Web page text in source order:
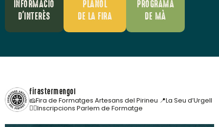
INFORMACIÓ
D'INTERÈS
PLÀNOL
DE LA FIRA
PROGRAMA
DE MÀ
firastermengol
🧀Fira de Formatges Artesans del Pirineu 📍La Seu d’Urgell
👇🏼Inscripcions Parlem de Formatge